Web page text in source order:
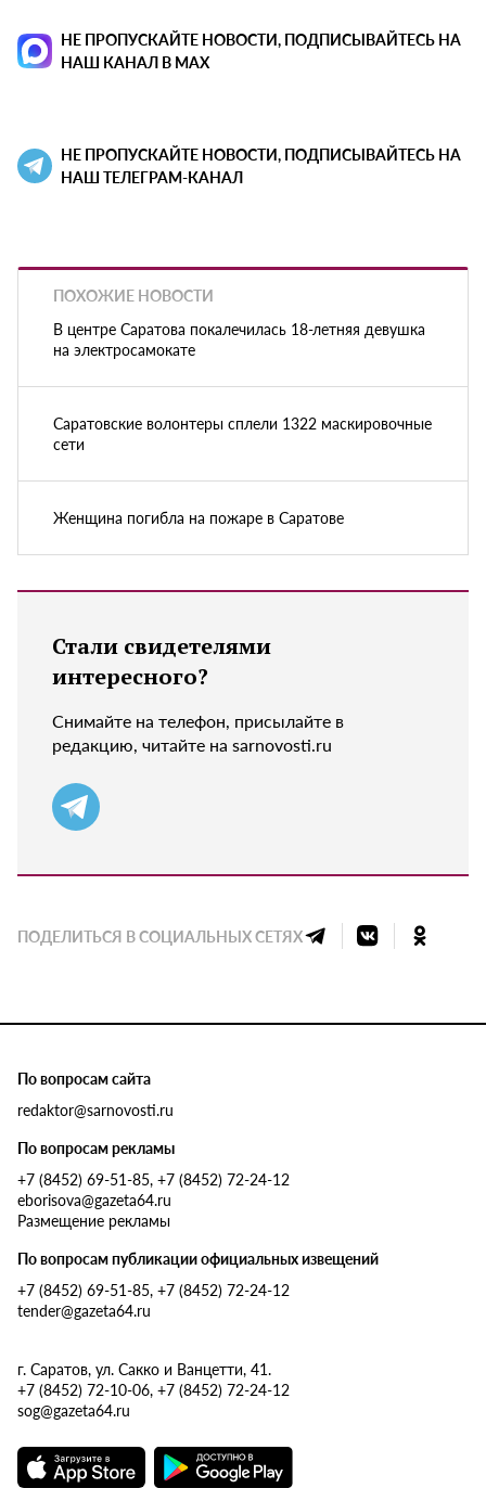
НЕ ПРОПУСКАЙТЕ НОВОСТИ, ПОДПИСЫВАЙТЕСЬ НА
НАШ КАНАЛ В MAX
НЕ ПРОПУСКАЙТЕ НОВОСТИ, ПОДПИСЫВАЙТЕСЬ НА
НАШ ТЕЛЕГРАМ-КАНАЛ
ПОХОЖИЕ НОВОСТИ
В центре Саратова покалечилась 18-летняя девушка
на электросамокате
Саратовские волонтеры сплели 1322 маскировочные
сети
Женщина погибла на пожаре в Саратове
Стали свидетелями
интересного?
Снимайте на телефон, присылайте в
редакцию, читайте на sarnovosti.ru
ПОДЕЛИТЬСЯ В СОЦИАЛЬНЫХ СЕТЯХ
По вопросам сайта
redaktor@sarnovosti.ru
По вопросам рекламы
+7 (8452) 69-51-85, +7 (8452) 72-24-12
eborisova@gazeta64.ru
Размещение рекламы
По вопросам публикации официальных извещений
+7 (8452) 69-51-85, +7 (8452) 72-24-12
tender@gazeta64.ru
г. Саратов, ул. Сакко и Ванцетти, 41.
+7 (8452) 72-10-06, +7 (8452) 72-24-12
sog@gazeta64.ru